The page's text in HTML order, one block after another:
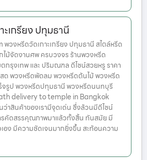
เกรียง ปทุมธานี
วงหรีดวัดเกาะเกรียง ปทุมธานี สไตล์หรีด
ม้จัดงานศพ ครบวงจร ร้านพวงหรีด
กรุงเทพ และ ปริมณฑล ดีไซน์สวยหรู ราคา
ด พวงหรีดพัดลม พวงหรีดต้นไม้ พวงหรีด
จรูป พวงหรีดปทุมธานี พวงหรีดนนทบุรี
delivery to temple in Bangkok
ว่าสินค้าของเรามีจุดเด่น ซึ่งล้วนมีดีไซน์
รคัดสรรคุณภาพมาแล้วทั้งสิ้น ทันสมัย มี
อง มีความชัดเจนมากยิ่งขึ้น สะท้อนความ